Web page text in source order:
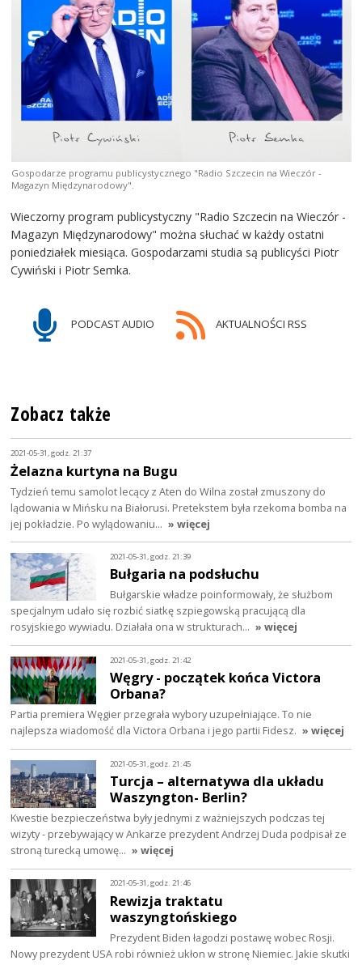
Gospodarze programu publicystycznego "Radio Szczecin na Wieczór -
Magazyn Międzynarodowy".
Wieczorny program publicystyczny "Radio Szczecin na Wieczór -
Magazyn Międzynarodowy" można słuchać w każdy ostatni
poniedziałek miesiąca. Gospodarzami studia są publicyści Piotr
Cywiński i Piotr Semka.
PODCAST AUDIO AKTUALNOŚCI RSS
Zobacz także
2021-05-31, godz. 21:37
Żelazna kurtyna na Bugu
Tydzień temu samolot lecący z Aten do Wilna został zmuszony do
lądowania w Mińsku na Białorusi. Pretekstem była rzekoma bomba na
jej pokładzie. Po wylądowaniu… » więcej
2021-05-31, godz. 21:39
Bułgaria na podsłuchu
Bułgarskie władze poinformowały, że służbom
specjalnym udało się rozbić siatkę szpiegowską pracującą dla
rosyjskiego wywiadu. Działała ona w strukturach… » więcej
2021-05-31, godz. 21:42
Węgry - początek końca Victora
Orbana?
Partia premiera Węgier przegrała wybory uzupełniające. To nie
najlepsza wiadomość dla Victora Orbana i jego partii Fidesz. » więcej
2021-05-31, godz. 21:45
Turcja – alternatywa dla układu
Waszyngton- Berlin?
Kwestie bezpieczeństwa były jednymi z ważniejszych podczas tej
wizyty - przebywający w Ankarze prezydent Andrzej Duda podpisał ze
stroną turecką umowę… » więcej
2021-05-31, godz. 21:46
Rewizja traktatu
waszyngtońskiego
Prezydent Biden łagodzi postawę wobec Rosji.
Nowy prezydent USA robi również ukłon w stronę Niemiec. Jakie skutki